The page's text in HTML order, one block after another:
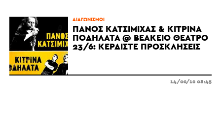
ΔΙΑΓΩΝΙΣΜΟΊ
ΠΆΝΟΣ ΚΑΤΣΙΜΊΧΑΣ & ΚΊΤΡΙΝΑ
ΠΟΔΉΛΑΤΑ @ ΒΕΆΚΕΙΟ ΘΈΑΤΡΟ
23/6: ΚΕΡΔΊΣΤΕ ΠΡΟΣΚΛΉΣΕΙΣ
14/06/16 08:45